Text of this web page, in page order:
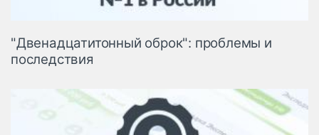
"Двенадцатитонный оброк": проблемы и
последствия